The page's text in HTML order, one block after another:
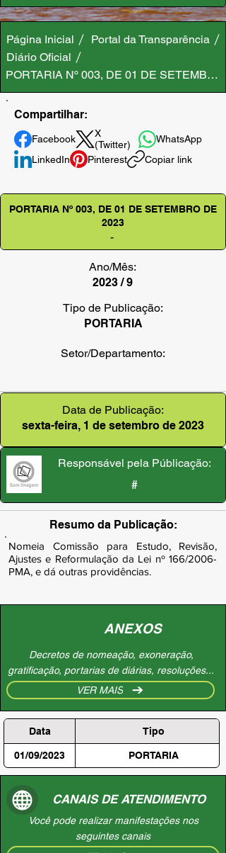
Página Inicial
Portal da Transparência
Diário Oficial
PORTARIA Nº 003, DE 01 DE SETEMBRO
Compartilhar:
Facebook
X
(Twitter)
WhatsApp
LinkedIn
Pinterest Copiar link
PORTARIA Nº 003, DE 01 DE SETEMBRO DE
2023
-
Ano/Mês:
2023 / 9
Tipo de Publicação:
PORTARIA
Setor/Departamento:
Data de Publicação:
sexta-feira, 1 de setembro de 2023
Responsável pela Públicação:
#
Resumo da Publicação:
Nomeia Comissão para Estudo, Revisão,
Ajustes e Reformulação da Lei nº 166/2006-
PMA, e dá outras providências.
ANEXOS
Decretos de nomeação, exoneração,
gratificação, portarias de diárias, resoluções...
VER MAIS
Data Tipo
01/09/2023 PORTARIA
CANAIS DE ATENDIMENTO
Você pode realizar manifestações nos
seguintes canais